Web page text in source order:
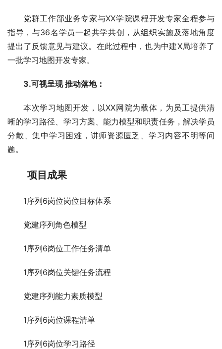
党群工作部业务专家与XX学院课程开发专家全程参与
指导，与36名学员一起共学共创，从组织实施及落地角度
提出了反馈意见与建议。在此过程中，也为中建X局培养了
一批学习地图开发专家。
3.可视呈现 推动落地：
本次学习地图开发，以XX网院为载体，为员工提供清
晰的学习路径、学习方案、能力模型和职责任务，解决学员
分散、集中学习困难，讲师资源匮乏、学习内容不明等问
题。
项目成果
1序列6岗位岗位目标体系
党建序列角色模型
1序列6岗位工作任务清单
1序列6岗位关键任务流程
党建序列能力素质模型
1序列6岗位课程清单
1序列6岗位学习路径